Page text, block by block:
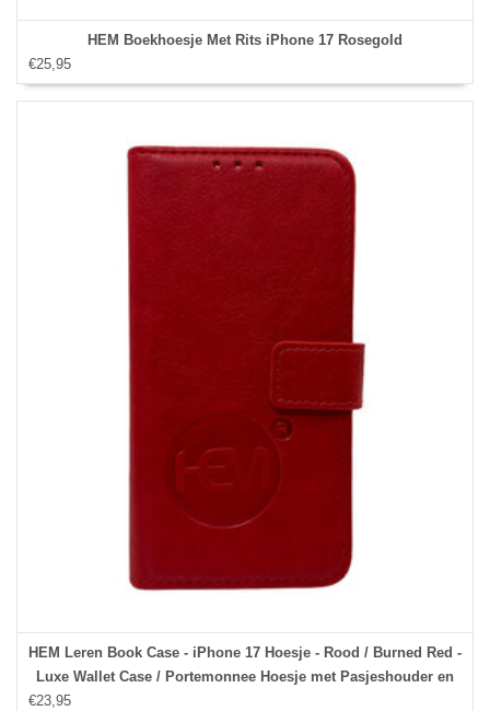
HEM Boekhoesje Met Rits iPhone 17 Rosegold
€25,95
HEM Leren Book Case - iPhone 17 Hoesje - Rood / Burned Red -
Luxe Wallet Case / Portemonnee Hoesje met Pasjeshouder en
€23,95